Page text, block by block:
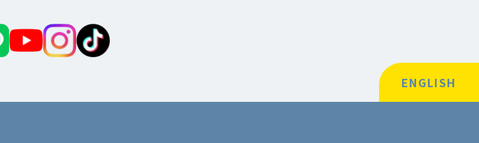
ENGLISH